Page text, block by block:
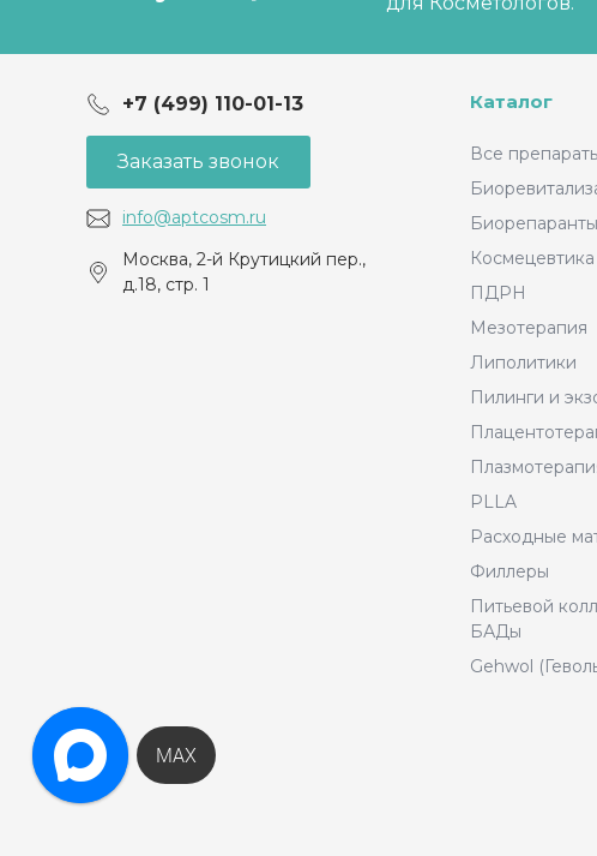
+7 (499) 110-01-13
Заказать звонок
info@aptcosm.ru
Москва, 2-й Крутицкий пер.,
д.18, стр. 1
Каталог
Все
Биорепаранты
Космецевтика
ПДРН
Мезотерапия
Липолитики
Пилинги и
PLLA
Расходные
Филлеры
Питьевой
БАДы
Gehwol
MAX